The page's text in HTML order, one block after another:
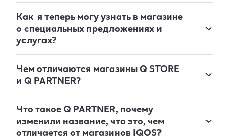
Как я теперь могу узнать в магазине
о специальных предложениях и
услугах?
Чем отличаются магазины Q STORE
и Q PARTNER?
Что такое Q PARTNER, почему
изменили название, что это, чем
отличается от магазинов IQOS?